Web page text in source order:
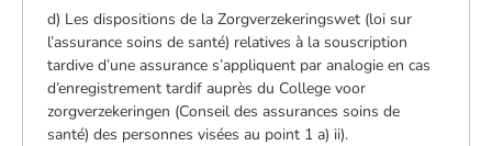
d) Les dispositions de la Zorgverzekeringswet (loi sur
l’assurance soins de santé) relatives à la souscription
tardive d’une assurance s’appliquent par analogie en cas
d’enregistrement tardif auprès du College voor
zorgverzekeringen (Conseil des assurances soins de
santé) des personnes visées au point 1 a) ii).